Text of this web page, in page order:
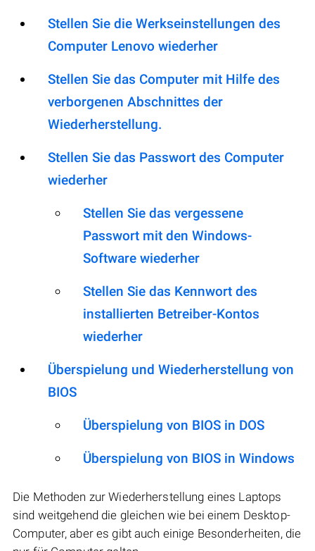
Stellen Sie die Werkseinstellungen des
Computer Lenovo wiederher
Stellen Sie das Computer mit Hilfe des
verborgenen Abschnittes der
Wiederherstellung.
Stellen Sie das Passwort des Computer
wiederher
Stellen Sie das vergessene
Passwort mit den Windows-
Software wiederher
Stellen Sie das Kennwort des
installierten Betreiber-Kontos
wiederher
Überspielung und Wiederherstellung von
BIOS
Überspielung von BIOS in DOS
Überspielung von BIOS in Windows
Die Methoden zur Wiederherstellung eines Laptops
sind weitgehend die gleichen wie bei einem Desktop-
Computer, aber es gibt auch einige Besonderheiten, die